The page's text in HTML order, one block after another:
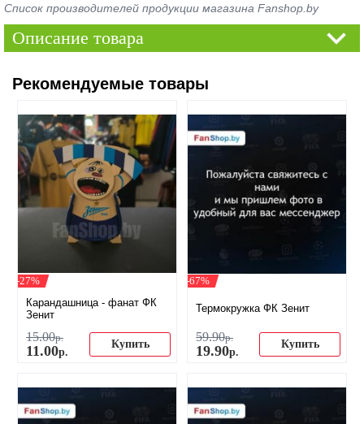
Список производителей продукции магазина Fanshop.by
Описание товара
Рекомендуемые товары
-27%
Карандашница - фанат ФК
Зенит
15.00р.
11.00р.
Купить
-67%
Термокружка ФК Зенит
59.90р.
19.90р.
Купить